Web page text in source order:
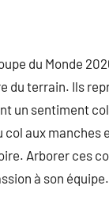
du Monde
du terrain. Ils
un sentiment
col aux manches
Arborer ces
à son équipe.